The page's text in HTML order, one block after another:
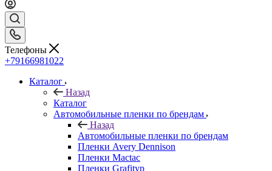
Телефоны
+79166981022
Каталог
Назад
Каталог
Автомобильные пленки по брендам
Назад
Автомобильные пленки по брендам
Пленки Avery Dennison
Пленки Mactac
Пленки Grafityp